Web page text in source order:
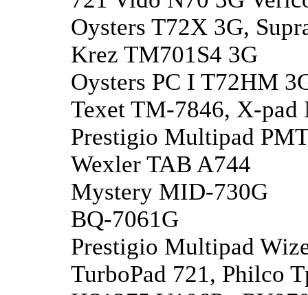
Oysters T72X 3G,
Krez TM701S4 3G
Oysters PC I T72HM
Texet TM-7846, X-pad
Prestigio Multipad
Wexler TAB A744
Mystery MID-730G
BQ-7061G
Prestigio Multipad
TurboPad 721, Philco